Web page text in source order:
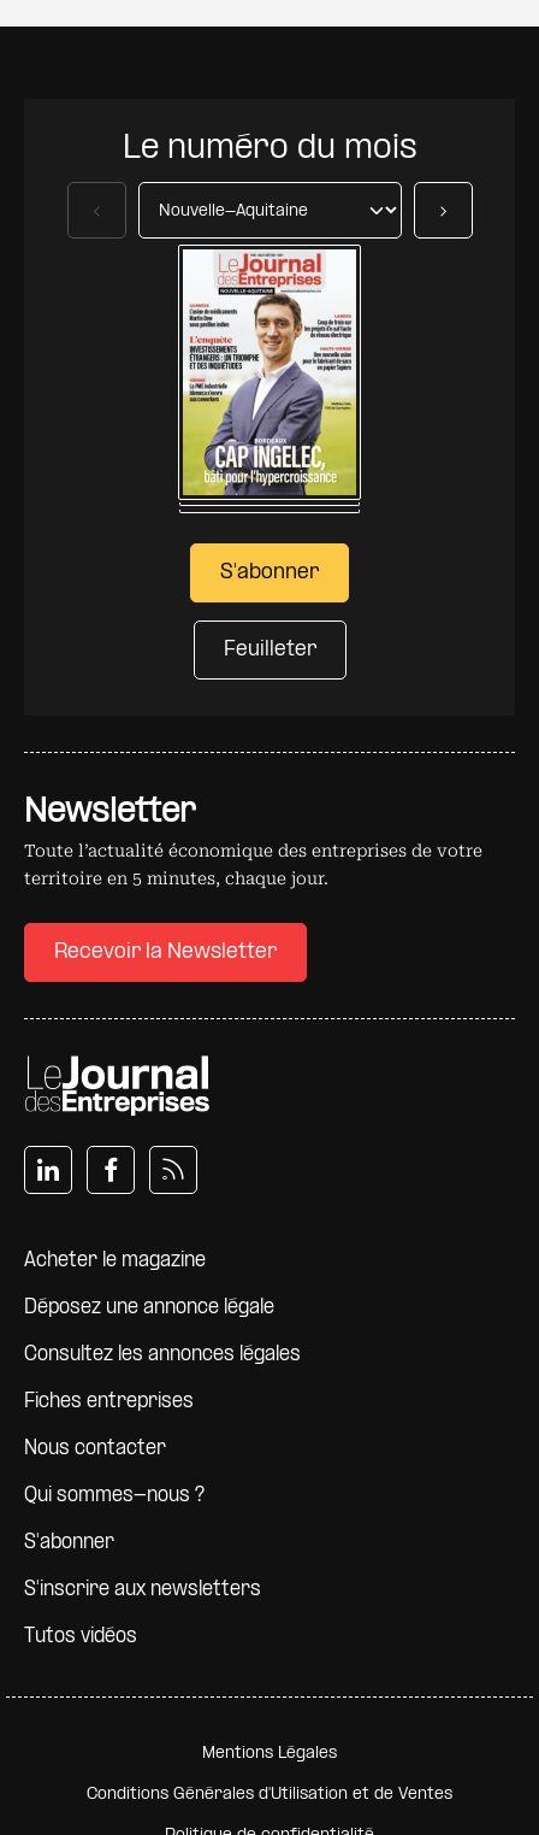
Newsletter
Toute l’actualité économique des entreprises de votre
territoire en 5 minutes, chaque jour.
Recevoir la Newsletter
Pied de page
Acheter le magazine
Déposez une annonce légale
Consultez les annonces légales
Fiches entreprises
Nous contacter
Qui sommes-nous ?
S'abonner
S'inscrire aux newsletters
Tutos vidéos
Le numéro du mois
S'abonner
Feuilleter
Précédent Suivant
Pied de page secondaire
Mentions Légales
Conditions Générales d'Utilisation et de Ventes